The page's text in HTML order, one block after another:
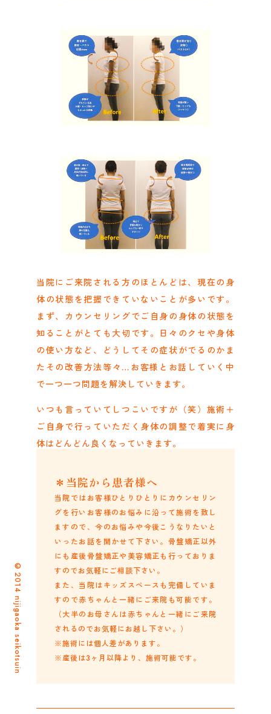
©2014 nijigaoka seikotsuin
当院にご来院される方のほとんどは、現在の身
体の状態を把握できていないことが多いです。
まず、カウンセリングでご自身の身体の状態を
知ることがとても大切です。日々のクセや身体
の使い方など、どうしてその症状がでるのかま
たその改善方法等々…お客様とお話していく中
で一つ一つ問題を解決していきます。
いつも言っていてしつこいですが（笑）施術＋
ご自身で行っていただく身体の調整で着実に身
体はどんどん良くなっていきます。
＊当院から患者様へ
当院ではお客様ひとりひとりにカウンセリン
グを行いお客様のお悩みに沿って施術を致し
ますので、今のお悩みや今後こうなりたいと
いったお話を聞かせて下さい。骨盤矯正以外
にも産後骨盤矯正や美容矯正も行っておりま
すのでお気軽にご相談下さい。
また、当院はキッズスペースも完備していま
すので赤ちゃんと一緒にご来院も可能です。
（大半のお母さんは赤ちゃんと一緒にご来院
されるのでお気軽にお越し下さい。）
※施術には個人差があります。
※産後は3ヶ月以降より、施術可能です。